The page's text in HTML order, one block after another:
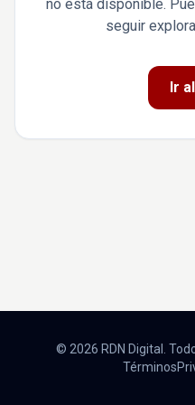
no está disponible.
seguir
Ir
© 2026 RDN Digital.
Términos